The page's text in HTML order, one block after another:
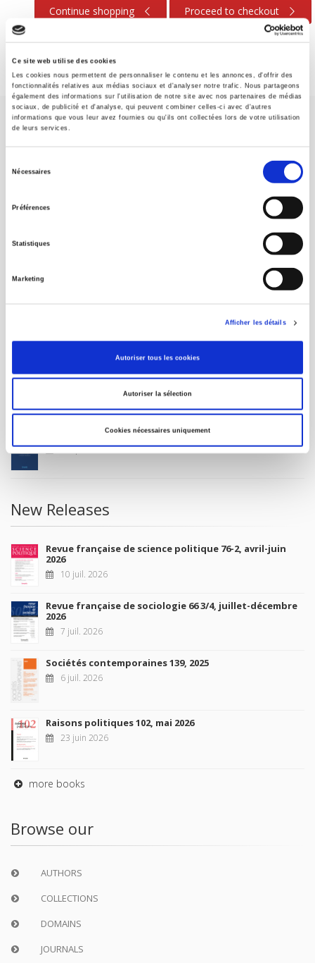
Ce site web utilise des cookies
Les cookies nous permettent de personnaliser le contenu et les annonces, d'offrir des
fonctionnalités relatives aux médias sociaux et d'analyser notre trafic. Nous partageons
également des informations sur l'utilisation de notre site avec nos partenaires de médias
sociaux, de publicité et d'analyse, qui peuvent combiner celles-ci avec d'autres
informations que vous leur avez fournies ou qu'ils ont collectées lors de votre utilisation
de leurs services.
Nécessaires
Préférences
Statistiques
Marketing
Afficher les détails
Autoriser tous les cookies
Autoriser la sélection
Cookies nécessaires uniquement
Continue shopping Proceed to checkout
SCIENCES PO UNIVERSITY PRESS has a threefold role: to publish
original research, to edit reference works for student use, and to
help public and political debate.
FOREIGN RIGHTS
FOR BOOKSHOPS
MY ACCOUNT
Future Releases
La France et l'Union européenne
4 sept. 2026
New Releases
Revue française de science politique 76-2, avril-juin
2026
10 juil. 2026
Revue française de sociologie 66 3/4, juillet-décembre
2026
7 juil. 2026
Sociétés contemporaines 139, 2025
6 juil. 2026
Raisons politiques 102, mai 2026
23 juin 2026
more books
Browse our
AUTHORS
COLLECTIONS
DOMAINS
JOURNALS